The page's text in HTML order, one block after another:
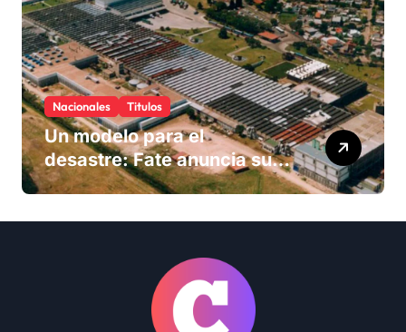
Nacionales Titulos
Un modelo para el
desastre: Fate anuncia su
cierre definitivo y despide a